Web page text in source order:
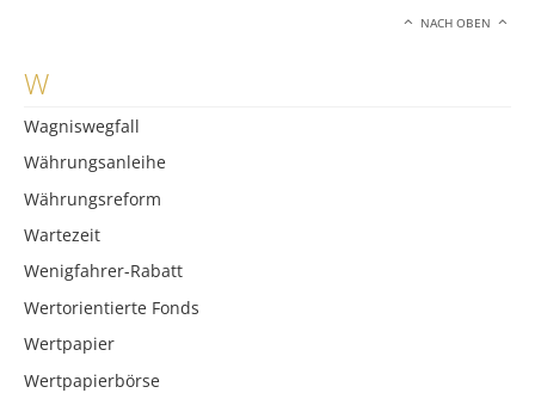
NACH OBEN
W
Wagniswegfall
Währungsanleihe
Währungsreform
Wartezeit
Wenigfahrer-Rabatt
Wertorientierte Fonds
Wertpapier
Wertpapierbörse